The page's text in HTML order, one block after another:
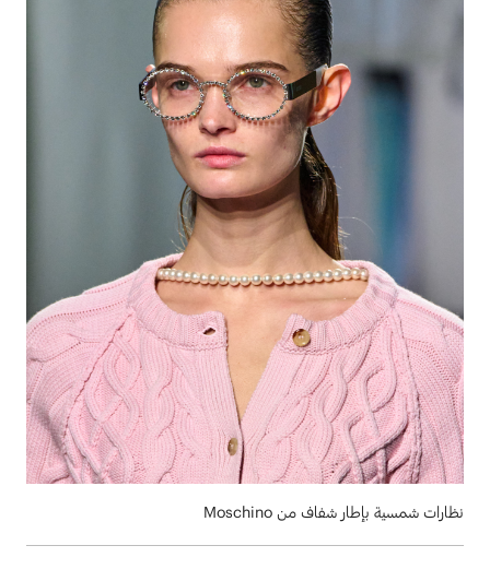
نظارات شمسية بإطار شفاف من Moschino